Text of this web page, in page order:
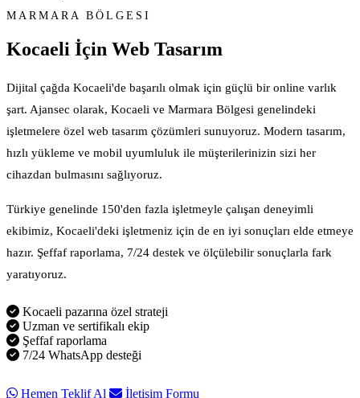
MARMARA BÖLGESI
Kocaeli İçin Web Tasarım
Dijital çağda Kocaeli'de başarılı olmak için güçlü bir online varlık
şart. Ajansec olarak, Kocaeli ve Marmara Bölgesi genelindeki
işletmelere özel web tasarım çözümleri sunuyoruz. Modern tasarım,
hızlı yükleme ve mobil uyumluluk ile müşterilerinizin sizi her
cihazdan bulmasını sağlıyoruz.
Türkiye genelinde 150'den fazla işletmeyle çalışan deneyimli
ekibimiz, Kocaeli'deki işletmeniz için de en iyi sonuçları elde etmeye
hazır. Şeffaf raporlama, 7/24 destek ve ölçülebilir sonuçlarla fark
yaratıyoruz.
Kocaeli pazarına özel strateji
Uzman ve sertifikalı ekip
Şeffaf raporlama
7/24 WhatsApp desteği
Hemen Teklif Al İletişim Formu